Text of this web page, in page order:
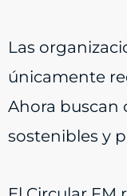
Las
únicamente
Ahora buscan
sostenibles y